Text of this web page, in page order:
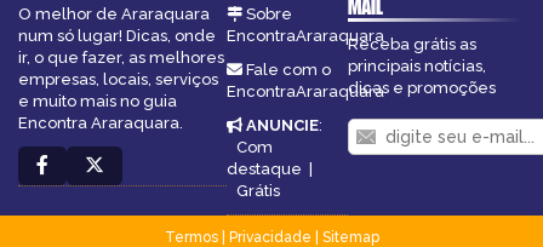
O melhor de Araraquara
num só lugar! Dicas, onde
ir, o que fazer, as melhores
empresas, locais, serviços
e muito mais no guia
Encontra Araraquara.
Sobre
EncontraAraraquara
Fale com o
EncontraAraraquara
ANUNCIE:
Com
destaque
Grátis
MAIL
Receba grátis as
principais notícias,
dicas e promoções
Termos| Privacidade
Sitemap